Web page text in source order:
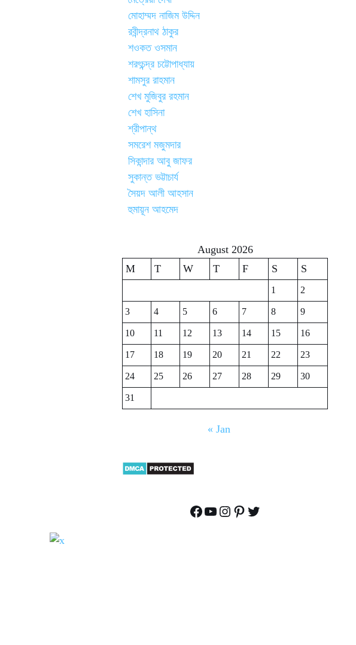
মোহাম্মদ নাজিম উদ্দিন
রবীন্দ্রনাথ ঠাকুর
শওকত ওসমান
শরৎচন্দ্র চট্টোপাধ্যায়
শামসুর রাহমান
শেখ মুজিবুর রহমান
শেখ হাসিনা
শ্রীপান্থ
সমরেশ মজুমদার
সিকান্দার আবু জাফর
সুকান্ত ভট্টাচার্য
সৈয়দ আলী আহসান
হুমায়ূন আহমেদ
August 2026
M
T W T F S S
1
2
3
4 5 6 7 8
9
10
11 12 13 14 15
16
17
18 19 20 21 22
23
24
25 26 27 28 29
30
31
« Jan